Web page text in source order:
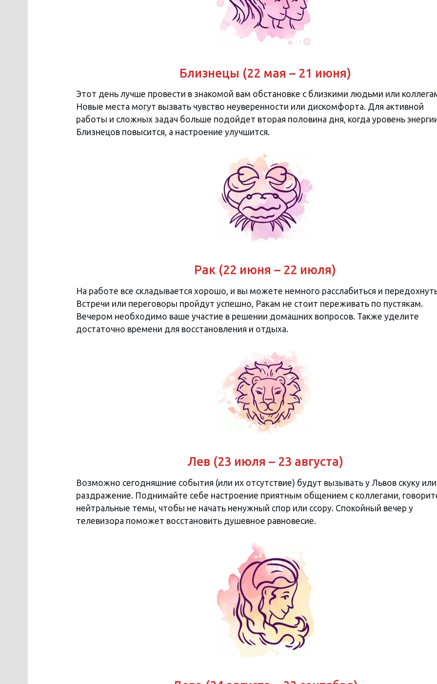
Близнецы (22 мая – 21 июня)
Этот день лучше провести в знакомой вам обстановке с близкими людьми или
Новые места могут вызвать чувство неуверенности или дискомфорта. Для активной
работы и сложных задач больше подойдет вторая половина дня, когда уровень
Близнецов повысится, а настроение улучшится.
Рак (22 июня – 22 июля)
На работе все складывается хорошо, и вы можете немного расслабиться и
Встречи или переговоры пройдут успешно, Ракам не стоит переживать по пустякам.
Вечером необходимо ваше участие в решении домашних вопросов. Также уделите
достаточно времени для восстановления и отдыха.
Лев (23 июля – 23 августа)
Возможно сегодняшние события (или их отсутствие) будут вызывать у Львов скуку или
раздражение. Поднимайте себе настроение приятным общением с коллегами,
нейтральные темы, чтобы не начать ненужный спор или ссору. Спокойный вечер у
телевизора поможет восстановить душевное равновесие.